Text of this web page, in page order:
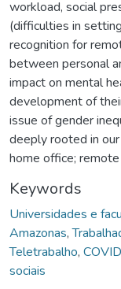
workload, social
(difficulties in
recognition for
between personal
impact on mental
development of
issue of gender
deeply rooted in
home office;
Keywords
Universidades e
Amazonas,
Teletrabalho,
sociais